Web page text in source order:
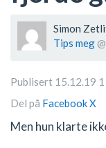
Simon
Tips meg
Publisert 15.12.19
Del på FacebookX
Men hun klarte